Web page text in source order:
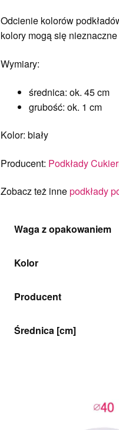
Odcienie kolorów
kolory mogą się
Wymiary:
średnica: ok. 45 cm
grubość: ok. 1 cm
Kolor: biały
Producent: Podkłady
Zobacz też innepodkłady
Waga z opakowaniem
Kolor
Producent
Średnica [cm]